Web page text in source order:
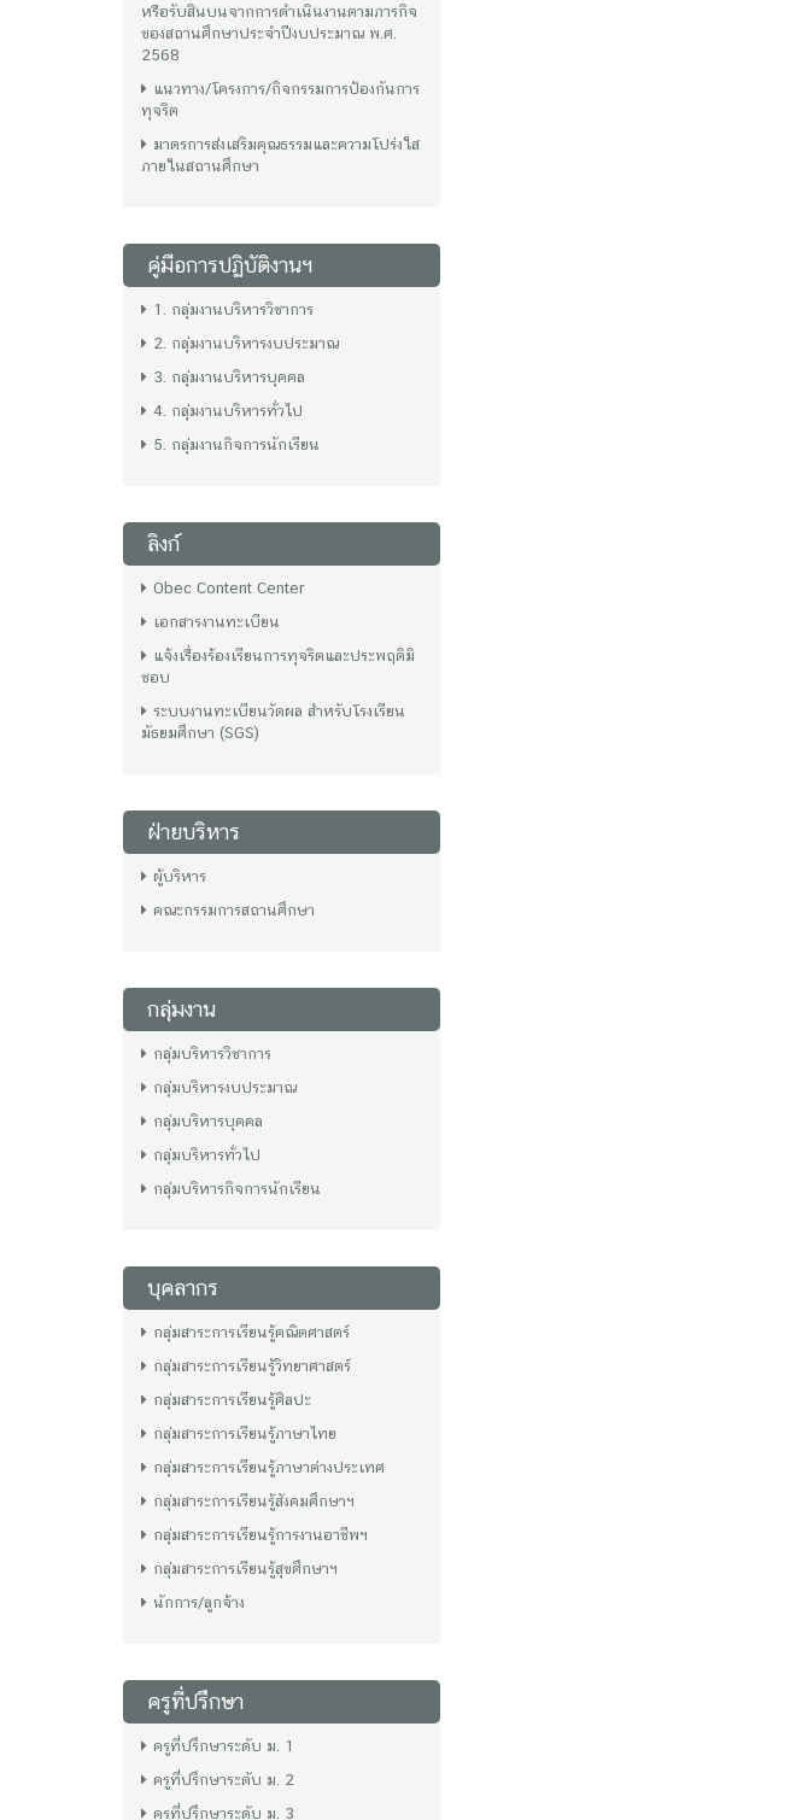
หรือรับสินบนจากการดำเนินงานตามภารกิจ
ของสถานศึกษาประจำปีงบประมาณ พ.ศ.
2568
แนวทาง/โครงการ/กิจกรรมการป้องกันการ
ทุจริต
มาตรการส่งเสริมคุณธรรมและความโปร่งใส
ภายในสถานศึกษา
คู่มือการปฏิบัติงานฯ
1. กลุ่มงานบริหารวิชาการ
2. กลุ่มงานบริหารงบประมาณ
3. กลุ่มงานบริหารบุคคล
4. กลุ่มงานบริหารทั่วไป
5. กลุ่มงานกิจการนักเรียน
ลิงก์
Obec Content Center
เอกสารงานทะเบียน
แจ้งเรื่องร้องเรียนการทุจริตและประพฤติมิ
ชอบ
ระบบงานทะเบียนวัดผล สำหรับโรงเรียน
มัธยมศึกษา (SGS)
ฝ่ายบริหาร
ผู้บริหาร
คณะกรรมการสถานศึกษา
กลุ่มงาน
กลุ่มบริหารวิชาการ
กลุ่มบริหารงบประมาณ
กลุ่มบริหารบุคคล
กลุ่มบริหารทั่วไป
กลุ่มบริหารกิจการนักเรียน
บุคลากร
กลุ่มสาระการเรียนรู้คณิตศาสตร์
กลุ่มสาระการเรียนรู้วิทยาศาสตร์
กลุ่มสาระการเรียนรู้ศิลปะ
กลุ่มสาระการเรียนรู้ภาษาไทย
กลุ่มสาระการเรียนรู้ภาษาต่างประเทศ
กลุ่มสาระการเรียนรู้สังคมศึกษาฯ
กลุ่มสาระการเรียนรู้การงานอาชีพฯ
กลุ่มสาระการเรียนรู้สุขศึกษาฯ
นักการ/ลูกจ้าง
ครูที่ปรึกษา
ครูที่ปรึกษาระดับ ม. 1
ครูที่ปรึกษาระดับ ม. 2
ครูที่ปรึกษาระดับ ม. 3